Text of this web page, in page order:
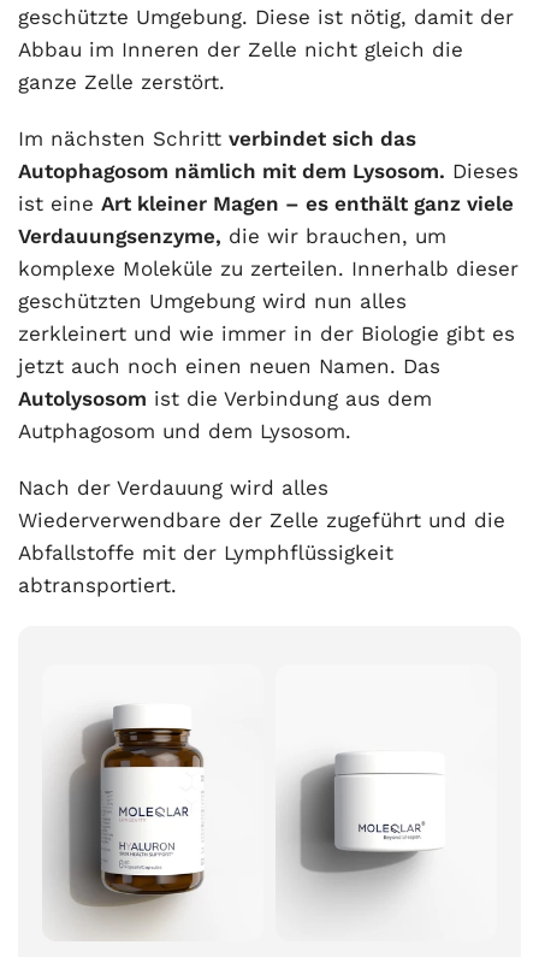
geschützte Umgebung. Diese ist nötig, damit der
Abbau im Inneren der Zelle nicht gleich die
ganze Zelle zerstört.
Im nächsten Schrittverbindet sich das
Autophagosom nämlich mit dem Lysosom. Dieses
ist eineArt kleiner Magen – es enthält ganz viele
Verdauungsenzyme, die wir brauchen, um
komplexe Moleküle zu zerteilen. Innerhalb dieser
geschützten Umgebung wird nun alles
zerkleinert und wie immer in der Biologie gibt es
jetzt auch noch einen neuen Namen. Das
Autolysosom ist die Verbindung aus dem
Autphagosom und dem Lysosom.
Nach der Verdauung wird alles
Wiederverwendbare der Zelle zugeführt und die
Abfallstoffe mit der Lymphflüssigkeit
abtransportiert.